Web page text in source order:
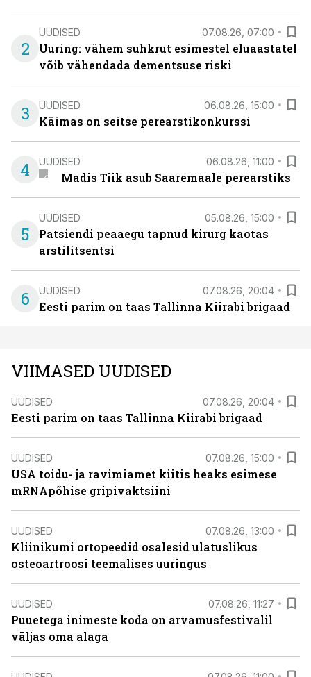
2
UUDISED 07.08.26, 07:00
Uuring: vähem suhkrut esimestel eluaastatel
võib vähendada dementsuse riski
3 UUDISED 06.08.26, 15:00
Käimas on seitse perearstikonkurssi
4 UUDISED 06.08.26, 11:00
Madis Tiik asub Saaremaale perearstiks
5
UUDISED 05.08.26, 15:00
Patsiendi peaaegu tapnud kirurg kaotas
arstilitsentsi
6 UUDISED 07.08.26, 20:04
Eesti parim on taas Tallinna Kiirabi brigaad
VIIMASED UUDISED
UUDISED 07.08.26, 20:04
Eesti parim on taas Tallinna Kiirabi brigaad
UUDISED 07.08.26, 15:00
USA toidu- ja ravimiamet kiitis heaks esimese
mRNApõhise gripivaktsiini
UUDISED 07.08.26, 13:00
Kliinikumi ortopeedid osalesid ulatuslikus
osteoartroosi teemalises uuringus
UUDISED 07.08.26, 11:27
Puuetega inimeste koda on arvamusfestivalil
väljas oma alaga